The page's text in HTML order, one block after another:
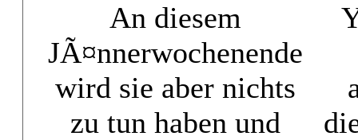
An diesem
JÃ¤nnerwochenende
wird sie aber nichts
zu tun haben und